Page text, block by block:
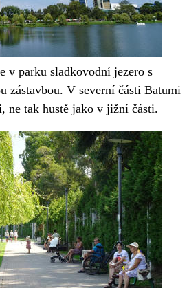
v parku sladkovodní jezero s
zástavbou. V severní části Batumi
ne tak hustě jako v jižní části.